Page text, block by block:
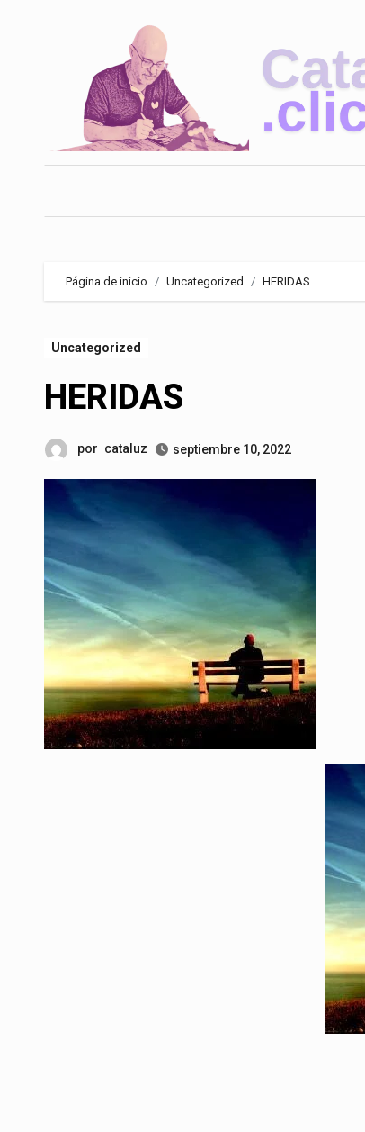
Página de inicio Uncategorized HERIDAS
Uncategorized
HERIDAS
por cataluz septiembre 10, 2022